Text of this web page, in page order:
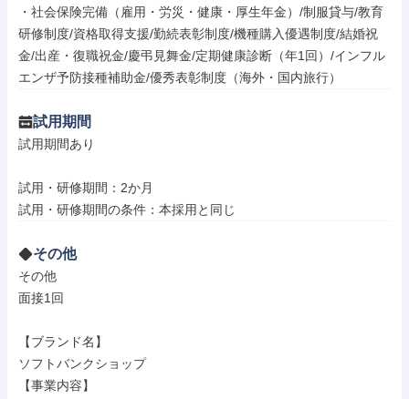
・社会保険完備（雇用・労災・健康・厚生年金）/制服貸与/教育
研修制度/資格取得支援/勤続表彰制度/機種購入優遇制度/結婚祝
金/出産・復職祝金/慶弔見舞金/定期健康診断（年1回）/インフル
エンザ予防接種補助金/優秀表彰制度（海外・国内旅行）
試用期間
試用期間あり
試用・研修期間：2か月
その他
その他
面接1回
【ブランド名】
ソフトバンクショップ
【事業内容】